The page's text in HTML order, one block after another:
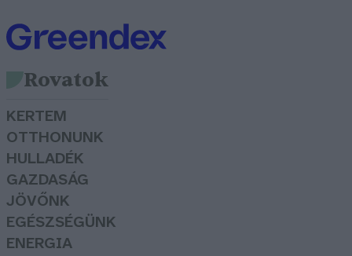
Rovatok
KERTEM
OTTHONUNK
HULLADÉK
GAZDASÁG
JÖVŐNK
EGÉSZSÉGÜNK
ENERGIA